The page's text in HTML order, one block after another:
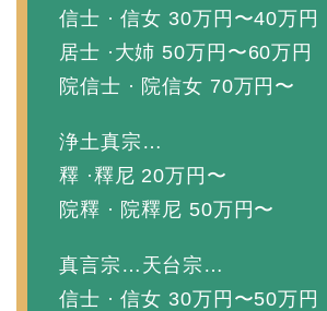
信士 · 信女 30万円〜40万円
居士 ·大姉 50万円〜60万円
院信士 · 院信女 70万円〜
浄土真宗…
釋 ·釋尼 20万円〜
院釋 · 院釋尼 50万円〜
真言宗…天台宗…
信士 · 信女 30万円〜50万円